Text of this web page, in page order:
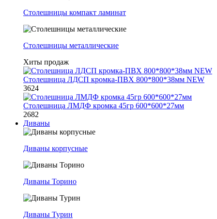
Столешницы компакт ламинат
Столешницы металлические
Хиты продаж
Столешница ЛДСП кромка-ПВХ 800*800*38мм NEW
3624
Столешница ЛМДФ кромка 45гр 600*600*27мм
2682
Диваны
Диваны корпусные
Диваны Торино
Диваны Турин